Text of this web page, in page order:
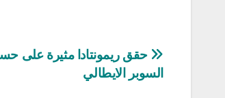
تصفّح
المقالات
حقق ريمونتادا مثيرة على
السوبر الايطالي